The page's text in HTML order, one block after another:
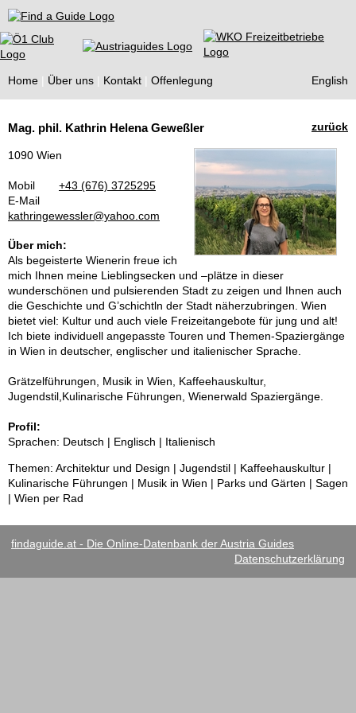
Find a Guide
Home Über uns Kontakt Offenlegung English
Guides
zurück
Mag. phil. Kathrin Helena Geweßler
1090 Wien
Mobil
+43 (676) 3725295
E-Mail
kathringewessler@yahoo.com
Über mich:
Als begeisterte Wienerin freue ich
mich Ihnen meine Lieblingsecken und –plätze in dieser
wunderschönen und pulsierenden Stadt zu zeigen und Ihnen auch
die Geschichte und G’schichtln der Stadt näherzubringen. Wien
bietet viel: Kultur und auch viele Freizeitangebote für jung und alt!
Ich biete individuell angepasste Touren und Themen-Spaziergänge
in Wien in deutscher, englischer und italienischer Sprache.
Grätzelführungen, Musik in Wien, Kaffeehauskultur,
Jugendstil,Kulinarische Führungen, Wienerwald Spaziergänge.
Profil:
Sprachen: Deutsch | Englisch | Italienisch
Themen: Architektur und Design | Jugendstil | Kaffeehauskultur |
Kulinarische Führungen | Musik in Wien | Parks und Gärten | Sagen
| Wien per Rad
findaguide.at - Die Online-Datenbank der Austria Guides
Datenschutzerklärung